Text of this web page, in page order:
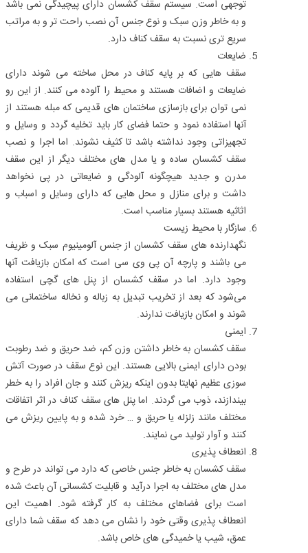
توجهی است. سیستم سقف کشسان دارای پیچیدگی نمی‌ باشد
و به خاطر وزن سبک و نوع جنس آن نصب راحت‌ تر و به مراتب
سریع‌ تری نسبت به سقف کناف دارد.
ضایعات
سقف‌ هایی که بر پایه کناف در محل ساخته می‌ شوند دارای
ضایعات و اضافات هستند و محیط را آلوده می‌ کنند. از این رو
نمی‌ توان برای بازسازی ساختمان‌ های قدیمی که مبله هستند از
آنها استفاده نمود و حتما فضای کار باید تخلیه گردد و وسایل و
تجهیزاتی وجود نداشته باشد تا کثیف نشوند. اما اجرا و نصب
سقف کشسان ساده و یا مدل‌ های مختلف دیگر از این سقف
مدرن و جدید هیچگونه آلودگی و ضایعاتی در پی نخواهد
داشت و برای منازل و محل‌ هایی که دارای وسایل و اسباب و
اثاثیه هستند بسیار مناسب است.
سازگار با محیط زیست
نگهدارنده‌ های سقف کشسان از جنس آلومینیوم سبک و ظریف
می‌ باشند و پارچه آن پی وی سی است که امکان بازیافت آنها
وجود دارد. اما در سقف کشسان از پنل‌ های گچی استفاده
می‌شود که بعد از تخریب تبدیل به زباله و نخاله ساختمانی می‌
شوند و امکان بازیافت ندارند.
ایمنی
سقف کشسان به خاطر داشتن وزن کم، ضد حریق و ضد رطوبت
بودن دارای ایمنی بالایی هستند. این نوع سقف در صورت آتش
سوزی‌ عظیم نهایتا بدون اینکه ریزش کنند و جان افراد را به خطر
بیندازند، ذوب می‌ گردند. اما پنل‌ های سقف کناف در اثر اتفاقات
مختلف مانند زلزله یا حریق و … خرد شده و به پایین ریزش می‌
کنند و آوار تولید می‌ نمایند.
انعطاف پذیری
سقف کشسان به خاطر جنس خاصی که دارد می‌ تواند در طرح و
مدل‌ های مختلف به اجرا درآید و قابلیت کشسانی آن باعث شده
است برای فضاهای مختلف به کار گرفته شود. اهمیت این
انعطاف پذیری وقتی خود را نشان می‌ دهد که سقف شما دارای
عمق، شیب یا خمیدگی‌ های خاص باشد.